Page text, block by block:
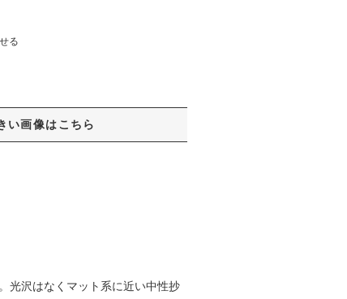
る
い画像はこちら
光沢はなくマット系に近い中性抄